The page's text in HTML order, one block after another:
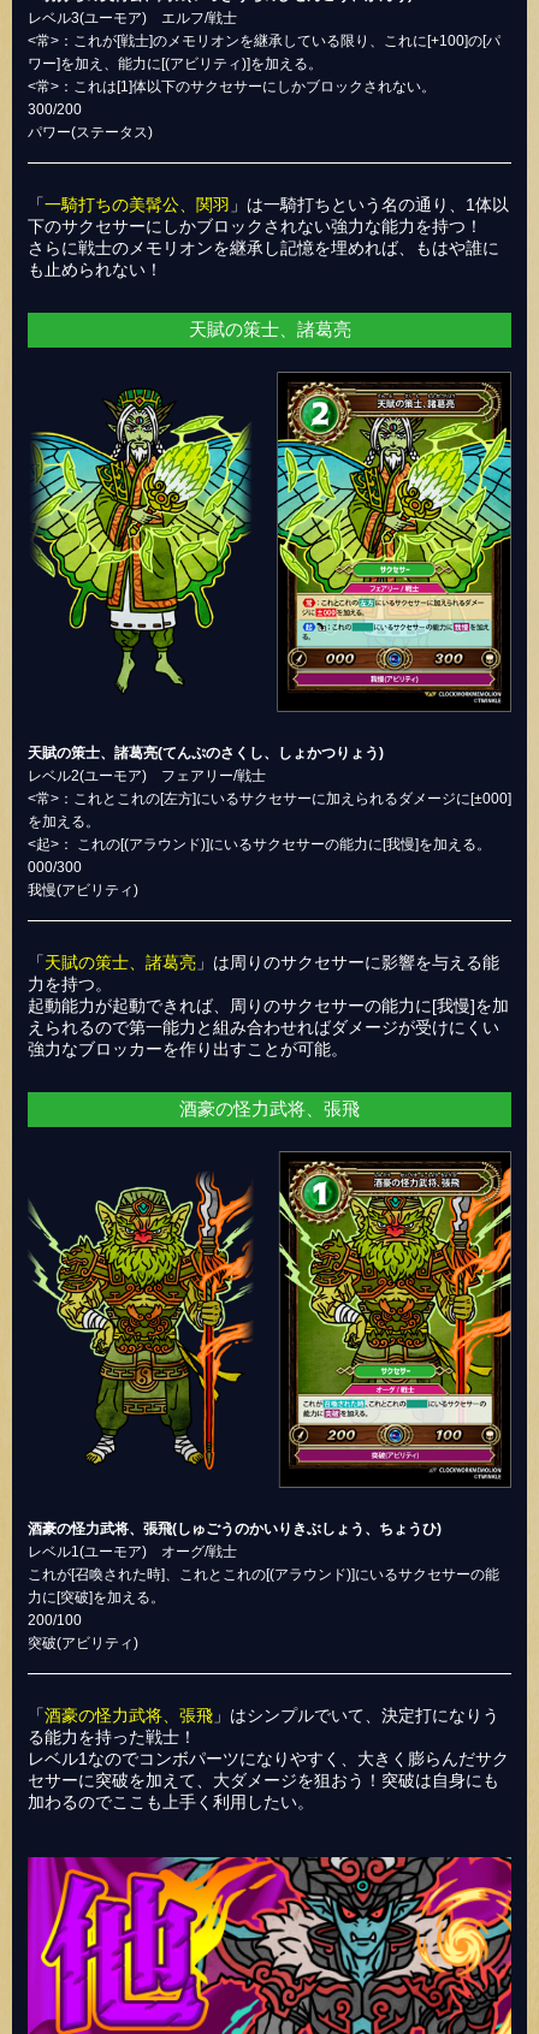
レベル3(ユーモア) エルフ/戦士
<常>：これが[戦士]のメモリオンを継承している限り、これに[+100]の[パ
ワー]を加え、能力に[(アビリティ)]を加える。
<常>：これは[1]体以下のサクセサーにしかブロックされない。
300/200
パワー(ステータス)
「一騎打ちの美髯公、関羽 」は一騎打ちという名の通り、1体以
下のサクセサーにしかブロックされない強力な能力を持つ！
さらに戦士のメモリオンを継承し記憶を埋めれば、もはや誰に
も止められない！
天賦の策士、諸葛亮
天賦の策士、諸葛亮(てんぷのさくし、しょかつりょう)
レベル2(ユーモア) フェアリー/戦士
<常>：これとこれの[左方]にいるサクセサーに加えられるダメージに[±000]
を加える。
<起>： これの[(アラウンド)]にいるサクセサーの能力に[我慢]を加える。
000/300
我慢(アビリティ)
「天賦の策士、諸葛亮 」は周りのサクセサーに影響を与える能
力を持つ。
起動能力が起動できれば、周りのサクセサーの能力に[我慢]を加
えられるので第一能力と組み合わせればダメージが受けにくい
強力なブロッカーを作り出すことが可能。
酒豪の怪力武将、張飛
酒豪の怪力武将、張飛(しゅごうのかいりきぶしょう、ちょうひ)
レベル1(ユーモア) オーグ/戦士
これが[召喚された時]、これとこれの[(アラウンド)]にいるサクセサーの能
力に[突破]を加える。
200/100
突破(アビリティ)
「酒豪の怪力武将、張飛 」はシンプルでいて、決定打になりう
る能力を持った戦士！
レベル1なのでコンボパーツになりやすく、大きく膨らんだサク
セサーに突破を加えて、大ダメージを狙おう！突破は自身にも
加わるのでここも上手く利用したい。